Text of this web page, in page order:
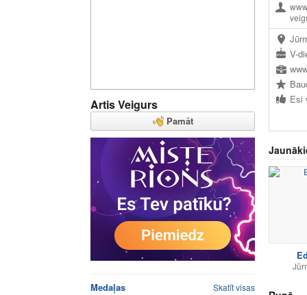
Artis Veigurs
Pamāt
Medaļas Skatīt visas
V-